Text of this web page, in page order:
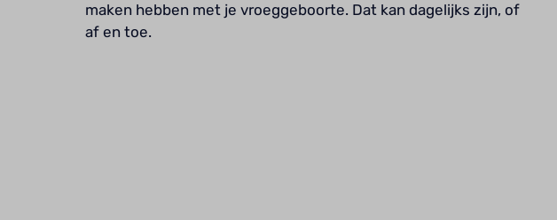
maken hebben met je vroeggeboorte. Dat kan dagelijks zijn, of
af en toe.